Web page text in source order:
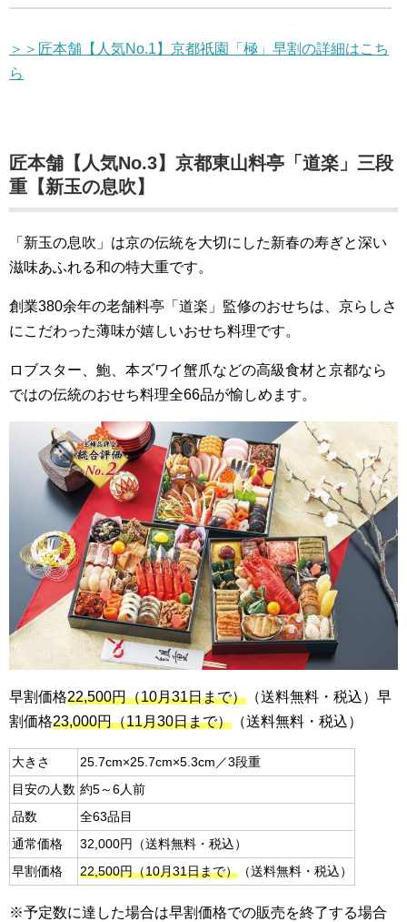
＞＞匠本舗【人気No.1】京都祇園「極」早割の詳細はこち
ら
匠本舗【人気No.3】京都東山料亭「道楽」三段
重【新玉の息吹】
「新玉の息吹」は京の伝統を大切にした新春の寿ぎと深い
滋味あふれる和の特大重です。
創業380余年の老舗料亭「道楽」監修のおせちは、京らしさ
にこだわった薄味が嬉しいおせち料理です。
ロブスター、鮑、本ズワイ蟹爪などの高級食材と京都なら
ではの伝統のおせち料理全66品が愉しめます。
早割価格22,500円（10月31日まで） （送料無料・税込）早
割価格23,000円（11月30日まで） （送料無料・税込）
大きさ
25.7cm×25.7cm×5.3cm／3段重
目安の人数 約5～6人前
品数
全63品目
通常価格
32,000円（送料無料・税込）
早割価格
22,500円（10月31日まで） （送料無料・税込）
※予定数に達した場合は早割価格での販売を終了する場合